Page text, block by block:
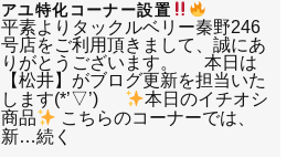
アユ特化コーナー設置
平素よりタックルベリー秦野246
号店をご利用頂きまして、誠にあ
りがとうございます。 本日は
【松井】がブログ更新を担当いた
します(*’▽’)
本日のイチオシ
商品
こちらのコーナーでは、
新…続く